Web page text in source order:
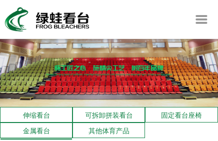
伸缩看台 可拆卸拼装看台
固定看台座椅
金属看台
其他体育产品